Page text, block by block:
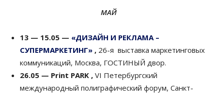
МАЙ
13 — 15.05 — «ДИЗАЙН И РЕКЛАМА –
СУПЕРМАРКЕТИНГ» , 26-я выставка маркетинговых
коммуникаций, Москва, ГОСТИНЫЙ двор.
26.05 — Print PARK , VI Петербургский
международный полиграфический форум, Санкт-